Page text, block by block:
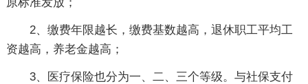
2、缴费年限越长，缴费基数越高，退休职工平均工
资越高，养老金越高；
3、医疗保险也分为一、二、三个等级。与社保支付